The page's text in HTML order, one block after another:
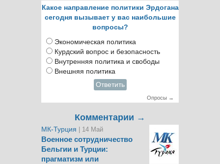
Какое направление политики Эрдогана
сегодня вызывает у вас наибольшие
вопросы?
Экономическая политика
Курдский вопрос и безопасность
Внутренняя политика и свободы
Внешняя политика
Ответить
Опросы →
Комментарии →
МК-Турция | 14 Май
Военное сотрудничество
Бельгии и Турции:
прагматизм или